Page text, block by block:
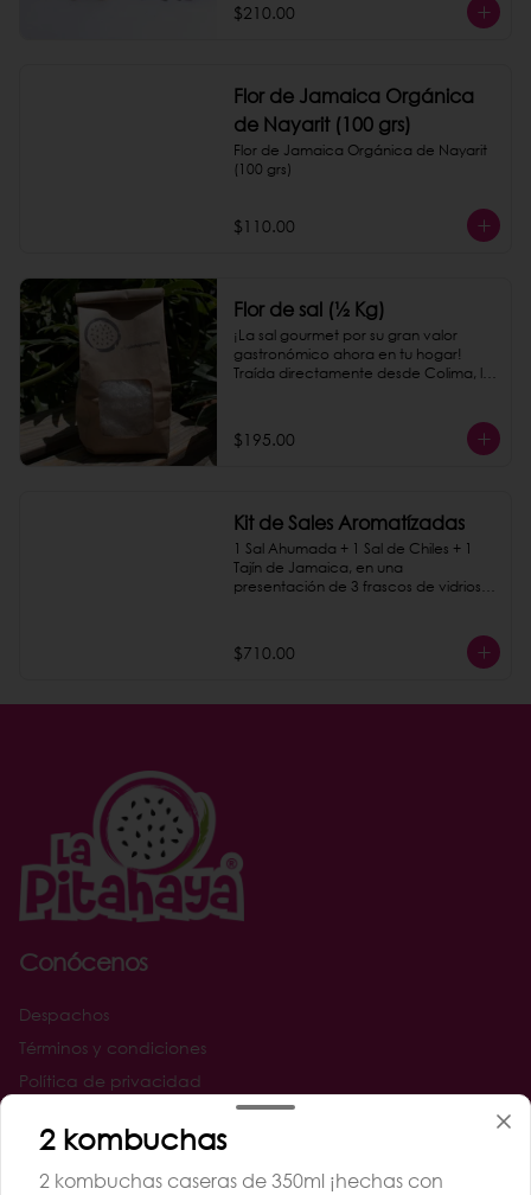
$210.00
Flor de Jamaica Orgánica
de Nayarit (100 grs)
Flor de Jamaica Orgánica de Nayarit
(100 grs)
$110.00
Flor de sal (½ Kg)
¡La sal gourmet por su gran valor
gastronómico ahora en tu hogar!
Traída directamente desde Colima, le
$195.00
Kit de Sales Aromatízadas
1 Sal Ahumada + 1 Sal de Chiles + 1
Tajín de Jamaica, en una
presentación de 3 frascos de vidrios
$710.00
Conócenos
Despachos
Términos y condiciones
Política de privacidad
Redes sociales
Instagram
2 kombuchas
2 kombuchas caseras de 350ml ¡hechas con